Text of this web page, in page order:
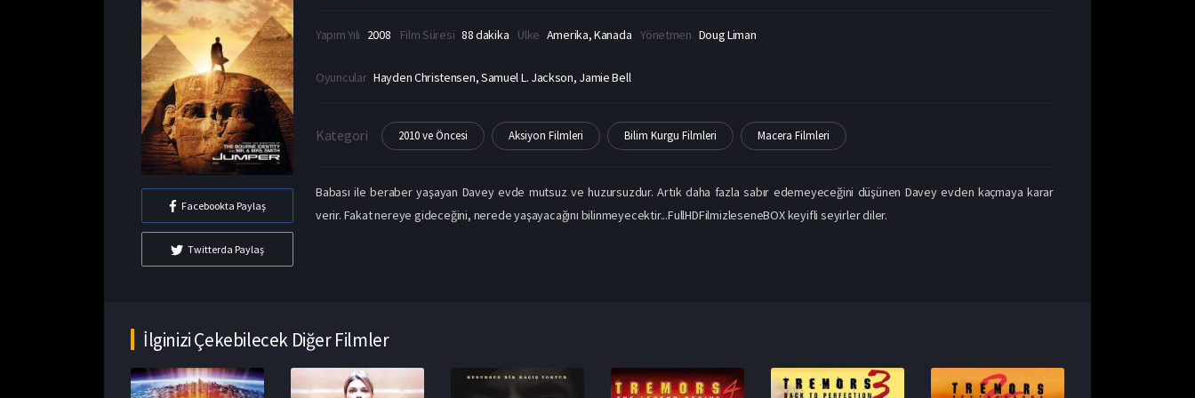
Facebookta Paylaş
Twitterda Paylaş
Yapım Yılı 2008 Film Süresi 88 dakika Ülke Amerika, Kanada Yönetmen Doug Liman
Oyuncular Hayden Christensen, Samuel L. Jackson, Jamie Bell
Kategori 2010 ve Öncesi Aksiyon Filmleri Bilim Kurgu Filmleri Macera Filmleri
Babası ile beraber yaşayan Davey evde mutsuz ve huzursuzdur. Artık daha fazla sabır edemeyeceğini düşünen Davey evden kaçmaya karar
verir. Fakat nereye gideceğini, nerede yaşayacağını bilinmeyecektir...FullHDFilmizleseneBOX keyifli seyirler diler.
İlginizi Çekebilecek Diğer Filmler